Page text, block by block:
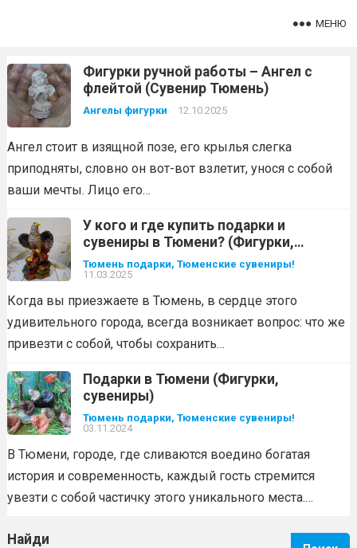
МЕНЮ
Фигурки ручной работы – Ангел с
флейтой (Сувенир Тюмень)
Ангелы фигурки 12.10.2025
Ангел стоит в изящной позе, его крылья слегка
приподняты, словно он вот-вот взлетит, унося с собой
ваши мечты. Лицо его…
У кого и где купить подарки и
сувениры в Тюмени? (Фигурки,
статуэтки)
Тюмень подарки, Тюменские сувениры!
11.03.2025
Когда вы приезжаете в Тюмень, в сердце этого
удивительного города, всегда возникает вопрос: что же
привезти с собой, чтобы сохранить…
Подарки в Тюмени (Фигурки,
сувениры)
Тюмень подарки, Тюменские сувениры!
03.11.2024
В Тюмени, городе, где сливаются воедино богатая
история и современность, каждый гость стремится
увезти с собой частичку этого уникального места.…
Найди